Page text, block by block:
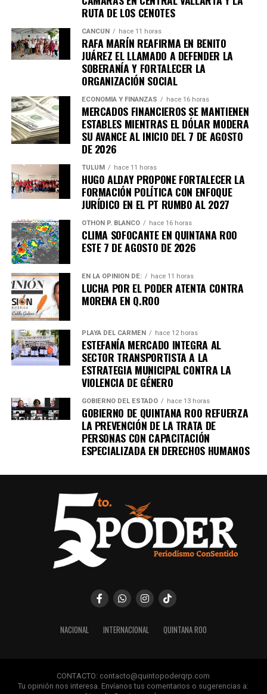
Recibe las noticias al instante
Únete al canal oficial de WhatsApp de
Quinto Podery recibe las noticias más
importantes de Quintana Roo directamente
Unirme al canal de WhatsApp
RUTA DE LOS CENOTES
CANCÚN hace 11 horas
RAFA MARÍN REAFIRMA EN BENITO
JUÁREZ EL LLAMADO A DEFENDER LA
SOBERANÍA Y FORTALECER LA
ORGANIZACIÓN SOCIAL
ECONOMÍA Y FINANZAS hace 16 horas
MERCADOS FINANCIEROS SE MANTIENEN
ESTABLES MIENTRAS EL DÓLAR MODERA
SU AVANCE AL INICIO DEL 7 DE AGOSTO
DE 2026
TULUM hace 11 horas
HUGO ALDAY PROPONE FORTALECER LA
FORMACIÓN POLÍTICA CON ENFOQUE
JURÍDICO EN EL PT RUMBO AL 2027
OTHON P. BLANCO hace 16 horas
CLIMA SOFOCANTE EN QUINTANA ROO
ESTE 7 DE AGOSTO DE 2026
EN LA OPINIÓN DE: hace 11 horas
LUCHA POR EL PODER ATENTA CONTRA
MORENA EN Q.ROO
PLAYA DEL CARMEN hace 12 horas
ESTEFANÍA MERCADO INTEGRA AL
SECTOR TRANSPORTISTA A LA
ESTRATEGIA MUNICIPAL CONTRA LA
VIOLENCIA DE GÉNERO
GOBIERNO DEL ESTADO hace 13 horas
GOBIERNO DE QUINTANA ROO REFUERZA
LA PREVENCIÓN DE LA TRATA DE
PERSONAS CON CAPACITACIÓN
ESPECIALIZADA EN DERECHOS HUMANOS
NACIONAL INTERNACIONAL QUINTANA ROO
CONTACTO: contacto@quintopoderqrp.com
Tu opinión nos interesa. Envíanos tus comentarios o sugerencias a: